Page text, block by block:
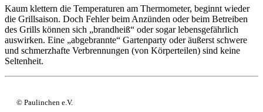
Kaum klettern die Temperaturen am Thermometer, beginnt wieder
die Grillsaison. Doch Fehler beim Anzünden oder beim Betreiben
des Grills können sich „brandheiß“ oder sogar lebensgefährlich
auswirken. Eine „abgebrannte“ Gartenparty oder äußerst schwere
und schmerzhafte Verbrennungen (von Körperteilen) sind keine
Seltenheit.
© Paulinchen e.V.